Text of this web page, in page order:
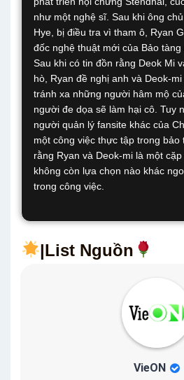
như một nghệ sĩ. Sau khi ông
Hye, bị điều tra vì tham ô, Ryan
đốc nghệ thuật mới của Bảo tàng
Sau khi có tin đồn rằng Deok Mi
hò, Ryan đề nghị anh và Deok-
tránh xa những người hâm mộ
người đe dọa sẽ làm hại cô. Tuy
người quản lý fansite khác của
một công việc thực tập trong bảo
rằng Ryan và Deok-mi là một
không còn lựa chọn nào khác
trong công việc.
|List Nguồn
VieON